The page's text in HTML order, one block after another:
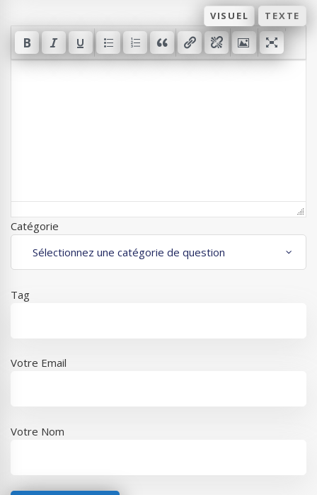
VISUEL TEXTE
Catégorie
Tag
Votre Email
Votre Nom